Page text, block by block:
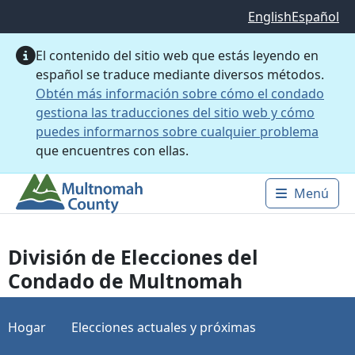
EnglishEspañol
El contenido del sitio web que estás leyendo en
español se traduce mediante diversos métodos.
Obtén más información sobre cómo el condado
gestiona las traducciones del sitio web y cómo
puedes informarnos sobre cualquier problema
que encuentres con ellas.
Main
Menú
División de Elecciones del
Condado de Multnomah
Hogar Elecciones actuales y próximas